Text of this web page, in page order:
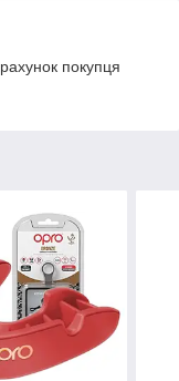
покупця